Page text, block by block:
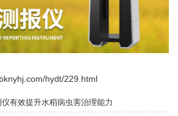
hydt/229.html
有效提升水稻病虫害治理能力